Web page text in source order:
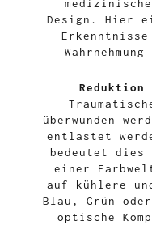
Design. Hier
Reduktion
überwunden
entlastet
bedeutet dies
einer
auf kühlere
Blau, Grün
optische